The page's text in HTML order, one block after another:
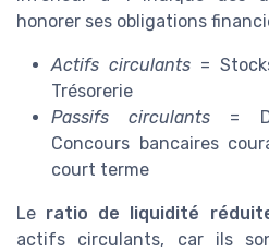
honorer ses obligations
Actifs circulants =
Trésorerie
Passifs circulants =
Concours bancaires
court terme
Le ratio de liquidité
actifs circulants, car ils